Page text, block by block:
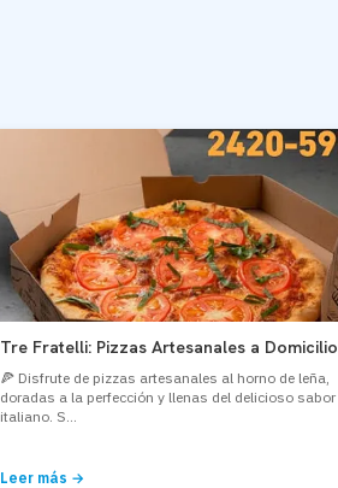
Tre Fratelli: Pizzas Artesanales a Domicilio
🍕 Disfrute de pizzas artesanales al horno de leña,
doradas a la perfección y llenas del delicioso sabor
italiano. S...
Leer más →